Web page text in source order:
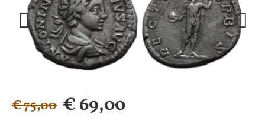
€ 69,00
€ 75,00